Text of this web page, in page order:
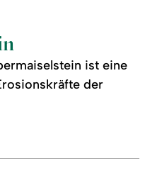
ist eine
der